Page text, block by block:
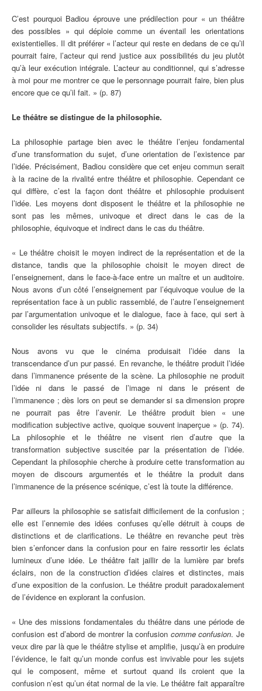
C’est pourquoi Badiou éprouve une prédilection pour « un théâtre
des possibles » qui déploie comme un éventail les orientations
existentielles. Il dit préférer « l’acteur qui reste en dedans de ce qu’il
pourrait faire, l’acteur qui rend justice aux possibilités du jeu plutôt
qu’à leur exécution intégrale. L’acteur au conditionnel, qui s’adresse
à moi pour me montrer ce que le personnage pourrait faire, bien plus
encore que ce qu’il fait. » (p. 87)
Le théâtre se distingue de la philosophie.
La philosophie partage bien avec le théâtre l’enjeu fondamental
d’une transformation du sujet, d’une orientation de l’existence par
l’idée. Précisément, Badiou considère que cet enjeu commun serait
à la racine de la rivalité entre théâtre et philosophie. Cependant ce
qui diffère, c’est la façon dont théâtre et philosophie produisent
l’idée. Les moyens dont disposent le théâtre et la philosophie ne
sont pas les mêmes, univoque et direct dans le cas de la
philosophie, équivoque et indirect dans le cas du théâtre.
« Le théâtre choisit le moyen indirect de la représentation et de la
distance, tandis que la philosophie choisit le moyen direct de
l’enseignement, dans le face-à-face entre un maître et un auditoire.
Nous avons d’un côté l’enseignement par l’équivoque voulue de la
représentation face à un public rassemblé, de l’autre l’enseignement
par l’argumentation univoque et le dialogue, face à face, qui sert à
consolider les résultats subjectifs. » (p. 34)
Nous avons vu que le cinéma produisait l’idée dans la
transcendance d’un pur passé. En revanche, le théâtre produit l’idée
dans l’immanence présente de la scène. La philosophie ne produit
l’idée ni dans le passé de l’image ni dans le présent de
l’immanence ; dès lors on peut se demander si sa dimension propre
ne pourrait pas être l’avenir. Le théâtre produit bien « une
modification subjective active, quoique souvent inaperçue » (p. 74).
La philosophie et le théâtre ne visent rien d’autre que la
transformation subjective suscitée par la présentation de l’idée.
Cependant la philosophie cherche à produire cette transformation au
moyen de discours argumentés et le théâtre la produit dans
l’immanence de la présence scénique, c’est là toute la différence.
Par ailleurs la philosophie se satisfait difficilement de la confusion ;
elle est l’ennemie des idées confuses qu’elle détruit à coups de
distinctions et de clarifications. Le théâtre en revanche peut très
bien s’enfoncer dans la confusion pour en faire ressortir les éclats
lumineux d’une idée. Le théâtre fait jaillir de la lumière par brefs
éclairs, non de la construction d’idées claires et distinctes, mais
d’une exposition de la confusion. Le théâtre produit paradoxalement
de l’évidence en explorant la confusion.
« Une des missions fondamentales du théâtre dans une période de
confusion est d’abord de montrer la confusion comme confusion. Je
veux dire par là que le théâtre stylise et amplifie, jusqu’à en produire
l’évidence, le fait qu’un monde confus est invivable pour les sujets
qui le composent, même et surtout quand ils croient que la
confusion n’est qu’un état normal de la vie. Le théâtre fait apparaître